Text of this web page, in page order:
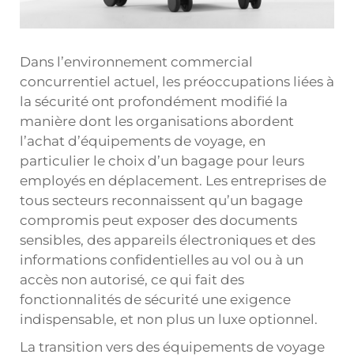
Dans l’environnement commercial
concurrentiel actuel, les préoccupations liées à
la sécurité ont profondément modifié la
manière dont les organisations abordent
l’achat d’équipements de voyage, en
particulier le choix d’un bagage pour leurs
employés en déplacement. Les entreprises de
tous secteurs reconnaissent qu’un bagage
compromis peut exposer des documents
sensibles, des appareils électroniques et des
informations confidentielles au vol ou à un
accès non autorisé, ce qui fait des
fonctionnalités de sécurité une exigence
indispensable, et non plus un luxe optionnel.
La transition vers des équipements de voyage